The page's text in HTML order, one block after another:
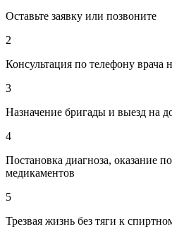
Оставьте заявку или позвоните
2
Консультация по телефону врача
3
Назначение бригады и выезд на
4
Постановка диагноза, оказание
медикаментов
5
Трезвая жизнь без тяги к